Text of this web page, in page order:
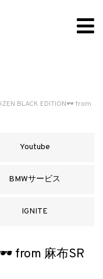
BLACK EDITION🕶 from
Youtube
BMWサービス
IGNITE
from 麻布SR